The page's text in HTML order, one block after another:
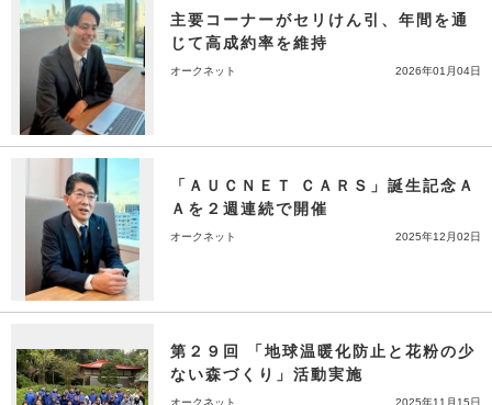
主要コーナーがセリけん引、年間を通
じて高成約率を維持
オークネット 2026年01月04日
「ＡＵＣＮＥＴ ＣＡＲＳ」誕生記念Ａ
Ａを２週連続で開催
オークネット 2025年12月02日
第２９回 「地球温暖化防止と花粉の少
ない森づくり」活動実施
オークネット 2025年11月15日